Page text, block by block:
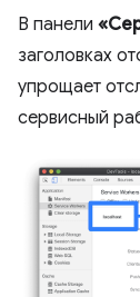
В панели
заголовках
упрощает
сервисный